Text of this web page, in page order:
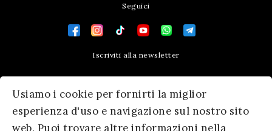
Usiamo i cookie per fornirti la miglior
esperienza d'uso e navigazione sul nostro sito
web. Puoi trovare altre informazioni nella
Seguici
Iscriviti alla newsletter
Contatti